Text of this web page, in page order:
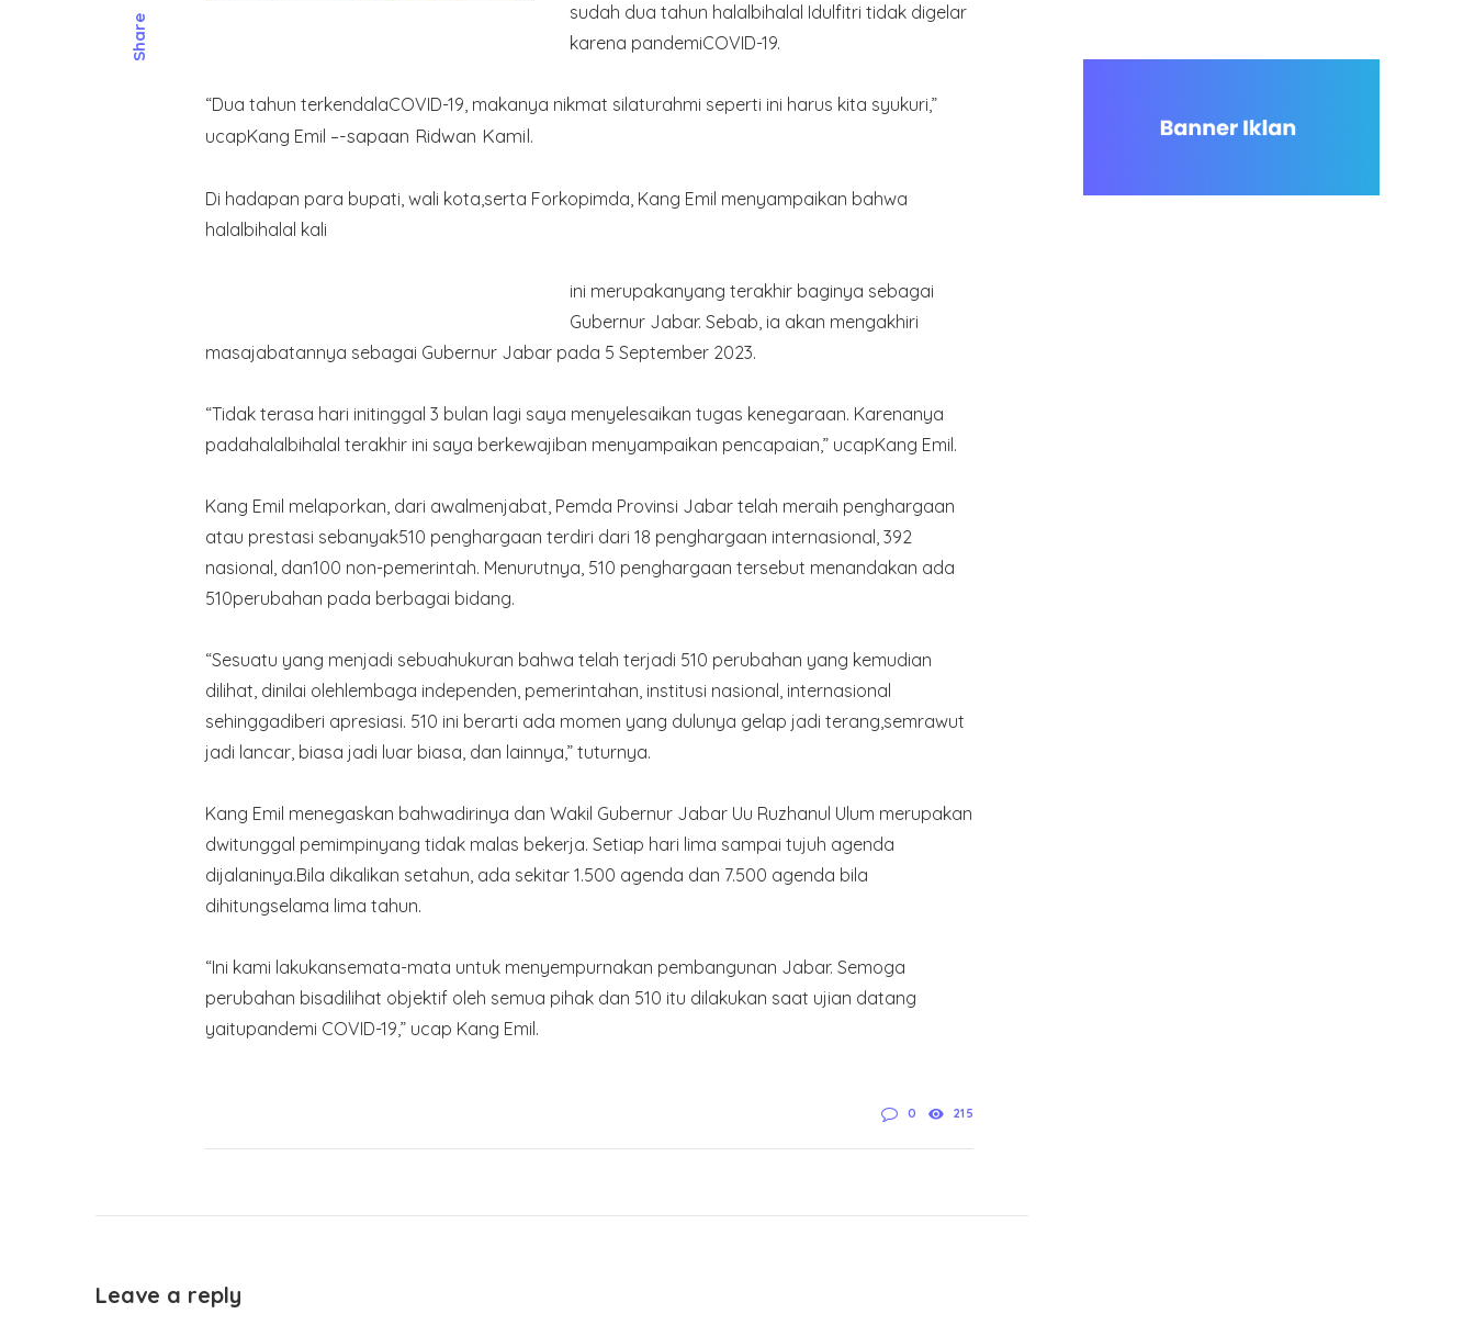
Share
sudah dua tahun halalbihalal Idulfitri tidak digelar
karena pandemiCOVID-19.
“Dua tahun terkendalaCOVID-19, makanya nikmat silaturahmi seperti ini harus kita syukuri,”
ucapKang Emil –-sapaan Ridwan Kamil.
Di hadapan para bupati, wali kota,serta Forkopimda, Kang Emil menyampaikan bahwa
halalbihalal kali
ini merupakanyang terakhir baginya sebagai
Gubernur Jabar. Sebab, ia akan mengakhiri
masajabatannya sebagai Gubernur Jabar pada 5 September 2023.
“Tidak terasa hari initinggal 3 bulan lagi saya menyelesaikan tugas kenegaraan. Karenanya
padahalalbihalal terakhir ini saya berkewajiban menyampaikan pencapaian,” ucapKang Emil.
Kang Emil melaporkan, dari awalmenjabat, Pemda Provinsi Jabar telah meraih penghargaan
atau prestasi sebanyak510 penghargaan terdiri dari 18 penghargaan internasional, 392
nasional, dan100 non-pemerintah. Menurutnya, 510 penghargaan tersebut menandakan ada
510perubahan pada berbagai bidang.
“Sesuatu yang menjadi sebuahukuran bahwa telah terjadi 510 perubahan yang kemudian
dilihat, dinilai olehlembaga independen, pemerintahan, institusi nasional, internasional
sehinggadiberi apresiasi. 510 ini berarti ada momen yang dulunya gelap jadi terang,semrawut
jadi lancar, biasa jadi luar biasa, dan lainnya,” tuturnya.
Kang Emil menegaskan bahwadirinya dan Wakil Gubernur Jabar Uu Ruzhanul Ulum merupakan
dwitunggal pemimpinyang tidak malas bekerja. Setiap hari lima sampai tujuh agenda
dijalaninya.Bila dikalikan setahun, ada sekitar 1.500 agenda dan 7.500 agenda bila
dihitungselama lima tahun.
“Ini kami lakukansemata-mata untuk menyempurnakan pembangunan Jabar. Semoga
perubahan bisadilihat objektif oleh semua pihak dan 510 itu dilakukan saat ujian datang
yaitupandemi COVID-19,” ucap Kang Emil.
0 215
Leave a reply